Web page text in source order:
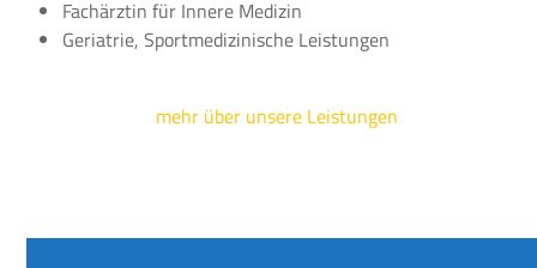
Fachärztin für Innere Medizin
Geriatrie, Sportmedizinische Leistungen
mehr über unsere Leistungen